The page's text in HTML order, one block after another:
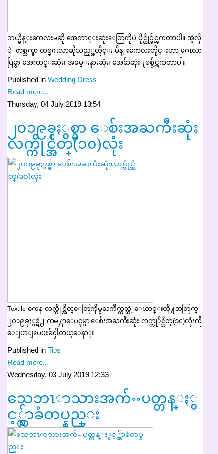
ဘယ္မိန္းကေလးမဆို အေကာင္းဆုံးေတြကိုပဲ ပိုင္ဆိုင္ခ်င္ၾကတာပါ။ အဲ့လို
ပဲ တစ္သက္မွာ တစ္မဂၤလာဆိုသည့္အတိုင္း မိန္းကေလးတိုင္းဟာ မဂၤလာ
ပြဲမွာ အေကာင္းဆုံး၊ အခမ္းနားဆုံး၊ အေခ်ာဆုံးျဖစ္ခ်င္ၾကတာပါ။
Published in Wedding Dress
Read more...
Thursday, 04 July 2019 13:54
၂၀၁၉ခုႏွစ္မွာ ေစ်းအႀကီးဆုံး
လက္ကိုင္အိတ္(၁၀)လုံး
Textile ကေန လက္ကိုင္အိတ္ေတြကိုမွႀကိဳက္တတ္တဲ့ ေယာင္းတို႔အတြက္
၂၀၁၉ခုႏွစ္ရဲ႕ ကမ႓ာေပၚမွာ ေစ်းအႀကီးဆုံး လက္ကုိင္အိတ္(၁၀)လုံးကို
ေျပာျပေပးခ်င္ပါတယ္ေနာ္။
Published in Tips
Read more...
Wednesday, 03 July 2019 12:33
သေဘၤာသားအက်ႌပတ္တန္ႏွ
င့္လွ်ာခံတပ္နည္း